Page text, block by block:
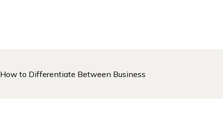
How to Differentiate Between Business